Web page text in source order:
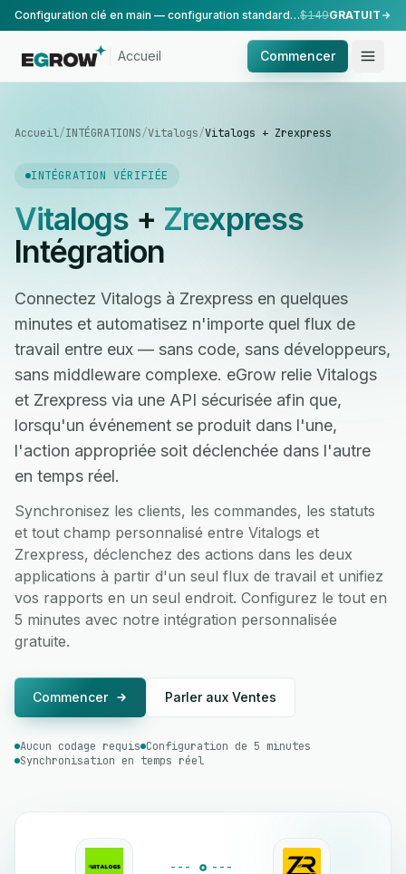
Configuration clé en main — configuration standard, réalisée par notre équipe.$149GRATUIT
Accueil Commencer
Accueil/INTÉGRATIONS/Vitalogs/Vitalogs + Zrexpress
INTÉGRATION VÉRIFIÉE
Vitalogs+ Zrexpress
Intégration
Connectez Vitalogs à Zrexpress en quelques
minutes et automatisez n'importe quel flux de
travail entre eux — sans code, sans développeurs,
sans middleware complexe. eGrow relie Vitalogs
et Zrexpress via une API sécurisée afin que,
lorsqu'un événement se produit dans l'une,
l'action appropriée soit déclenchée dans l'autre
en temps réel.
Synchronisez les clients, les commandes, les statuts
et tout champ personnalisé entre Vitalogs et
Zrexpress, déclenchez des actions dans les deux
applications à partir d'un seul flux de travail et unifiez
vos rapports en un seul endroit. Configurez le tout en
5 minutes avec notre intégration personnalisée
gratuite.
Commencer Parler aux Ventes
Aucun codage requis Configuration de 5 minutes
Synchronisation en temps réel